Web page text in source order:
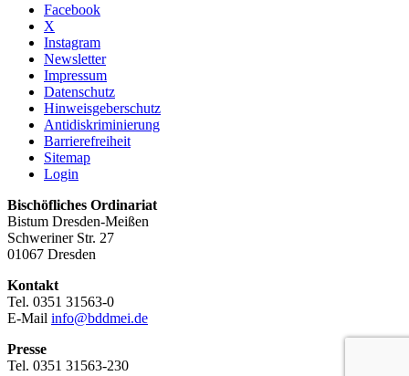
Facebook
X
Instagram
Newsletter
Impressum
Datenschutz
Hinweisgeberschutz
Antidiskriminierung
Barrierefreiheit
Sitemap
Login
Bischöfliches Ordinariat
Bistum Dresden-Meißen
Schweriner Str. 27
01067 Dresden
Kontakt
Tel. 0351 31563-0
E-Mail info@bddmei.de
Presse
Tel. 0351 31563-230